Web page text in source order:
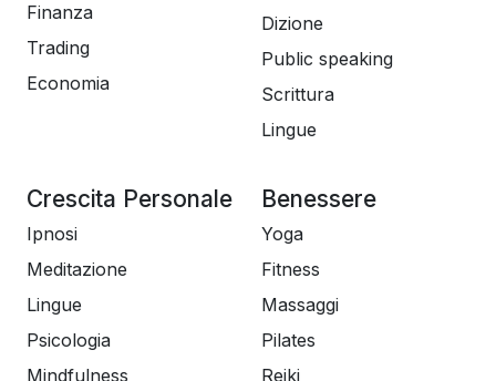
Finanza
Trading
Economia
Dizione
Public speaking
Scrittura
Lingue
Crescita Personale
Ipnosi
Meditazione
Lingue
Psicologia
Mindfulness
Benessere
Yoga
Fitness
Massaggi
Pilates
Reiki